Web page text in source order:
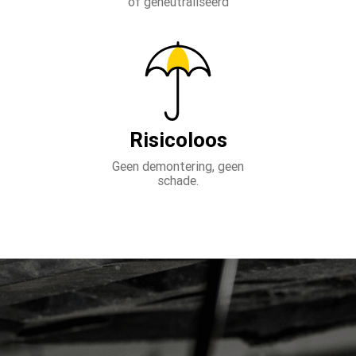
Risicoloos
Geen demontering, geen
schade.